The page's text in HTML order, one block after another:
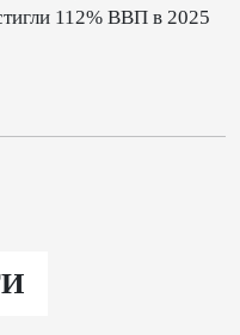
112% ВВП в 2025